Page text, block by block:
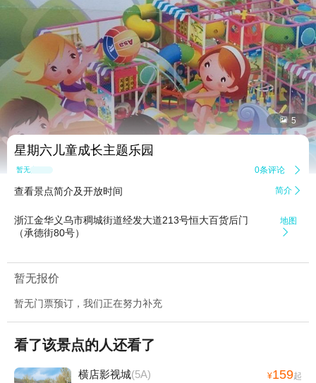
 5
星期六儿童成长主题乐园
暂无点评 0条评论 
查看景点简介及开放时间 简介 
浙江金华义乌市稠城街道经发大道213号恒大百货后门
（承德街80号）
地图

暂无报价
暂无门票预订，我们正在努力补充
看了该景点的人还看了
横店影视城(5A) ¥159起